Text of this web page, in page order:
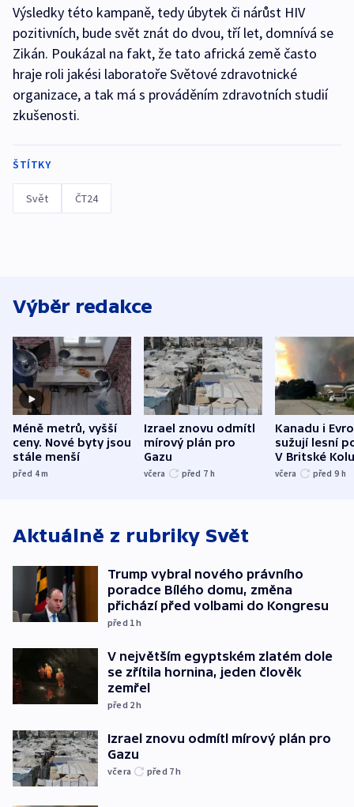
Výsledky této kampaně, tedy úbytek či nárůst HIV
pozitivních, bude svět znát do dvou, tří let, domnívá se
Zikán. Poukázal na fakt, že tato africká země často
hraje roli jakési laboratoře Světové zdravotnické
organizace, a tak má s prováděním zdravotních studií
zkušenosti.
ŠTÍTKY
Svět ČT24
Výběr redakce
Méně metrů, vyšší
ceny. Nové byty jsou
stále menší
před 4m
Izrael znovu odmítl
mírový plán pro
Gazu
včera před 7 h
Kanadu i
sužují lesní
V Britské
evakuovali
včera před 9 h
Aktuálně z rubriky Svět
Trump vybral nového právního
poradce Bílého domu, změna
přichází před volbami do Kongresu
před 1h
V největším egyptském zlatém dole
se zřítila hornina, jeden člověk
zemřel
před 2h
Izrael znovu odmítl mírový plán pro
Gazu
včera před 7h